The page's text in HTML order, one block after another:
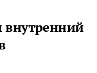
внутренний